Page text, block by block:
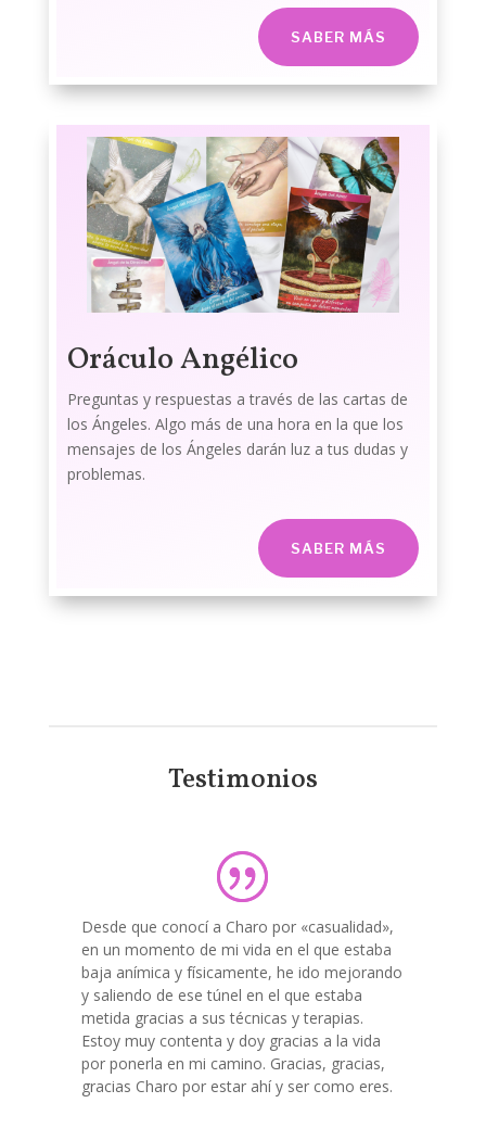
SABER MÁS
Oráculo Angélico
Preguntas y respuestas a través de las cartas de
los Ángeles. Algo más de una hora en la que los
mensajes de los Ángeles darán luz a tus dudas y
problemas.
SABER MÁS
Testimonios
Desde que conocí a Charo por «casualidad»,
en un momento de mi vida en el que estaba
baja anímica y físicamente, he ido mejorando
y saliendo de ese túnel en el que estaba
metida gracias a sus técnicas y terapias.
Estoy muy contenta y doy gracias a la vida
por ponerla en mi camino. Gracias, gracias,
gracias Charo por estar ahí y ser como eres.